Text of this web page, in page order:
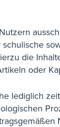
die
oder
lediglich